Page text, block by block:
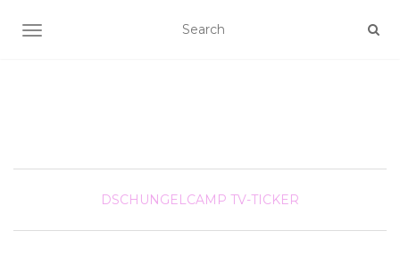
SCHALTE NAVIGATION
DSCHUNGELCAMP TV-TICKER